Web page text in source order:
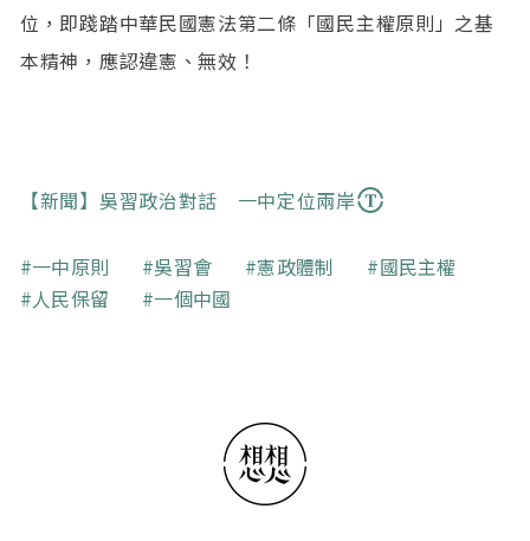
位，即踐踏中華民國憲法第二條「國民主權原則」之基
本精神，應認違憲、無效！
【新聞】吳習政治對話 一中定位兩岸
關鍵字
一中原則 吳習會 憲政體制
國民主權
人民保留
一個中國